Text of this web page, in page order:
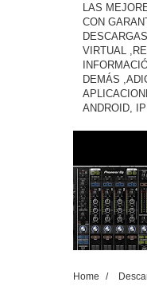
LAS
CON
VIRTUAL
DEMÁS
ANDROID,
Home /